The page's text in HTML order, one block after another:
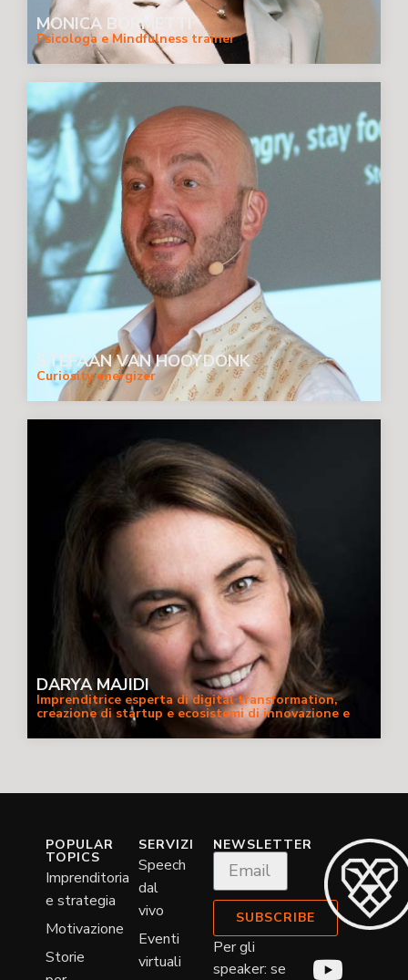
MONICA BORMETTI
Psicologa e Mindfulness trainer
STEFAAN VAN HOOYDONK
Curiosity energizer
DARYA MAJIDI
Imprenditrice esperta di digital transformation,
creazione di startup e ecosistemi di innovazione e
intelligenza artificiale con focus su etica e diversity
POPULAR
TOPICS
Imprenditoria
e strategia
Motivazione
Storie
SERVIZI
Speech
dal
vivo
Eventi
virtuali
NEWSLETTER
SUBSCRIBE
Per gli
speaker: se